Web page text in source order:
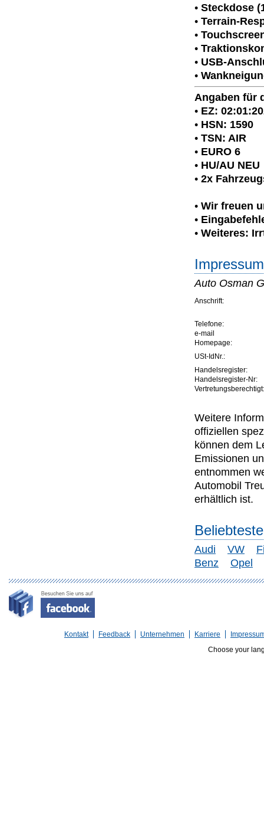
• Steckdose
• Terrain-
•
•
• USB-
•
Angaben für
• EZ:
• HSN: 1590
• TSN: AIR
• EURO 6
• HU/AU NEU
• 2x
• Wir freuen
•
• Weiteres:
Auto Osman
Anschrift:
Telefone:
e-mail
Homepage:
USt-IdNr.:
Handelsregister:
Handelsregister-Nr:
Vertretungsberechtigt:
Weitere
offiziellen
können dem
Emissionen
entnommen
Automobil
erhältlich ist.
Audi VW
Benz
Opel
Kontakt Feedback Unternehmen Karriere
Choose your